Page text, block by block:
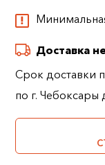
Доставка
Срок доставки
по г. Чебоксары